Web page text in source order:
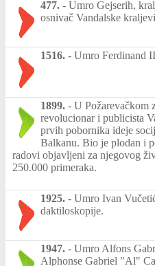
477. - Umro Gejserih,
osnivač Vandalske
1516. - Umro Ferdinand
1899. - U Požarevačkom
revolucionar i publicista
prvih pobornika ideje
Balkanu. Bio je plodan i
radovi objavljeni za njegovog
250.000 primeraka.
1925. - Umro Ivan
daktiloskopije.
1947. - Umro Alfons
Alphonse Gabriel "Al"